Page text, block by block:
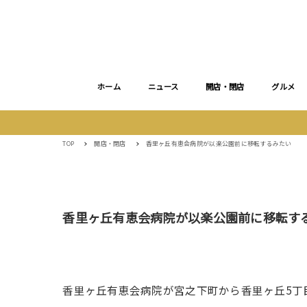
ホーム ニュース 開店・閉店 グルメ
TOP 開店・閉店 香里ヶ丘有恵会病院が以楽公園前に移転するみたい
香里ヶ丘有恵会病院が以楽公園前に移転す
香里ヶ丘有恵会病院が宮之下町から香里ヶ丘5